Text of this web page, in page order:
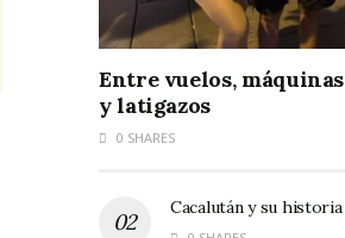
Entre vuelos, máquinas
y latigazos
0 SHARES
Cacalután y su historia